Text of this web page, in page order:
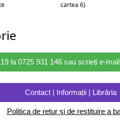
cartea 6)
la 0725 931 146 sau scrieți e-
Contact | Informații | Librăria
Politica de retur și de restituire a